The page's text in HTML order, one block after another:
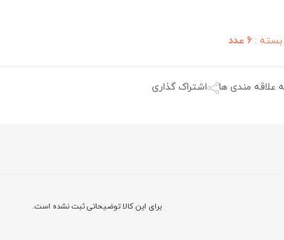
بسته : 6 عدد
علاقه مندی ها اشتراک گذاری
برای این کالا توضیحاتی ثبت نشده است.